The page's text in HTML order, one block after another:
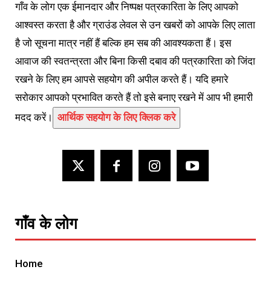
गाँव के लोग एक ईमानदार और निष्पक्ष पत्रकारिता के लिए आपको
आश्वस्त करता है और ग्राउंड लेवल से उन खबरों को आपके लिए लाता
है जो सूचना मात्र नहीं हैं बल्कि हम सब की आवश्यकता हैं। इस
आवाज की स्वतन्त्रता और बिना किसी दबाव की पत्रकारिता को जिंदा
रखने के लिए हम आपसे सहयोग की अपील करते हैं। यदि हमारे
सरोकार आपको प्रभावित करते हैं तो इसे बनाए रखने में आप भी हमारी
मदद करें। आर्थिक सहयोग के लिए क्लिक करे
गाँव के लोग
Home